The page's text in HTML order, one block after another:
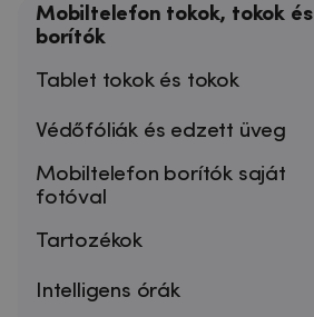
Mobiltelefon tokok, tokok és
borítók
Tablet tokok és tokok
Védőfóliák és edzett üveg
Mobiltelefon borítók saját
fotóval
Tartozékok
Intelligens órák